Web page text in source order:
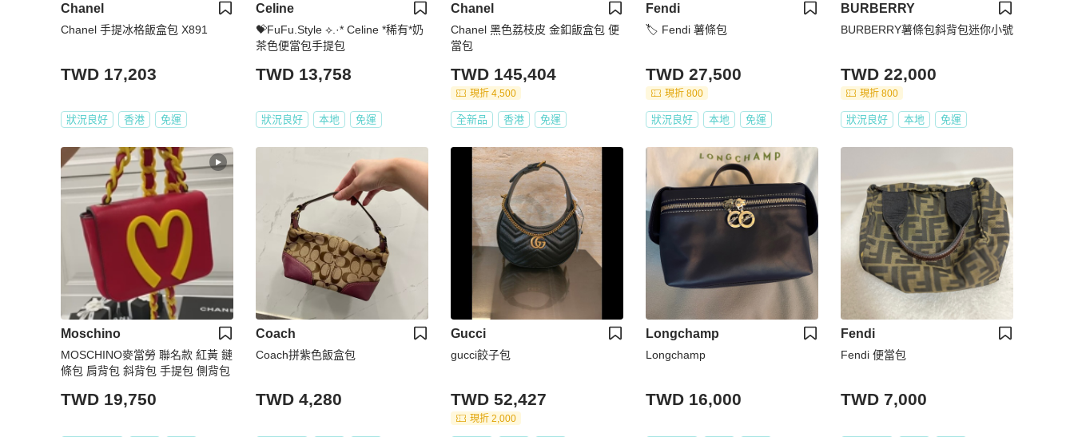
Chanel
Chanel 手提冰格飯盒包 X891
TWD 17,203
狀況良好 香港 免運
Celine
💝FuFu.Style ⟡.·* Celine *稀有*奶
茶色便當包手提包
TWD 13,758
狀況良好 本地 免運
Chanel
Chanel 黑色荔枝皮 金釦飯盒包 便
當包
TWD 145,404
現折 4,500
全新品 香港 免運
Fendi
🏷️ Fendi 薯條包
TWD 27,500
現折 800
狀況良好 本地 免運
BURBERRY
BURBERRY薯條包斜背包迷你小號
TWD 22,000
現折 800
狀況良好 本地 免運
Moschino
MOSCHINO麥當勞 聯名款 紅黃 鏈
條包 肩背包 斜背包 手提包 側背包
TWD 19,750
Coach
Coach拼紫色飯盒包
TWD 4,280
Gucci
gucci餃子包
TWD 52,427
現折 2,000
Longchamp
Longchamp
TWD 16,000
Fendi
Fendi 便當包
TWD 7,000